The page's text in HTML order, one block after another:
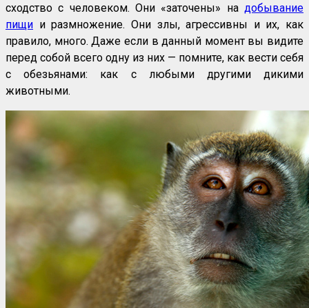
сходство с человеком. Они «заточены» на добывание
пищи и размножение. Они злы, агрессивны и их, как
правило, много. Даже если в данный момент вы видите
перед собой всего одну из них — помните, как вести себя
с обезьянами: как с любыми другими дикими
животными.